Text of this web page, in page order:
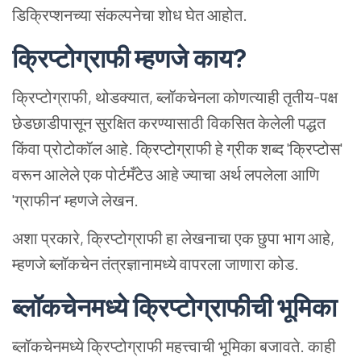
डिक्रिप्शनच्या संकल्पनेचा शोध घेत आहोत.
क्रिप्टोग्राफीम्हणजेकाय?
क्रिप्टोग्राफी, थोडक्यात, ब्लॉकचेनला कोणत्याही तृतीय-पक्ष
छेडछाडीपासून सुरक्षित करण्यासाठी विकसित केलेली पद्धत
किंवा प्रोटोकॉल आहे. क्रिप्टोग्राफी हे ग्रीक शब्द 'क्रिप्टोस'
वरून आलेले एक पोर्टमँटेउ आहे ज्याचा अर्थ लपलेला आणि
'ग्राफीन' म्हणजे लेखन.
अशा प्रकारे, क्रिप्टोग्राफी हा लेखनाचा एक छुपा भाग आहे,
म्हणजे ब्लॉकचेन तंत्रज्ञानामध्ये वापरला जाणारा कोड.
ब्लॉकचेनमध्येक्रिप्टोग्राफीचीभूमिका
ब्लॉकचेनमध्ये क्रिप्टोग्राफी महत्त्वाची भूमिका बजावते. काही